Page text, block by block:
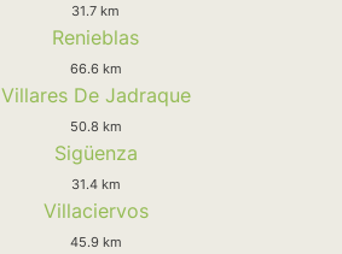
31.7 km
Renieblas
66.6 km
Villares De Jadraque
50.8 km
Sigüenza
31.4 km
Villaciervos
45.9 km